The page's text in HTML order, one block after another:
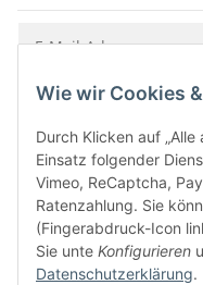
Bitte senden Sie mir
Wie wir Cookies
Durch Klicken auf
Einsatz folgender
Vimeo, ReCaptcha,
Ratenzahlung. Sie
(Fingerabdruck-Icon
Sie unte Konfigurieren
Datenschutzerklärung.